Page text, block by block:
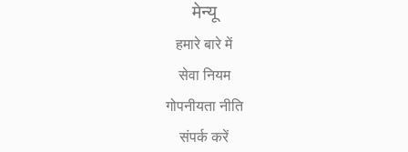
मेन्यू
हमारे बारे में
सेवा नियम
गोपनीयता नीति
संपर्क करें